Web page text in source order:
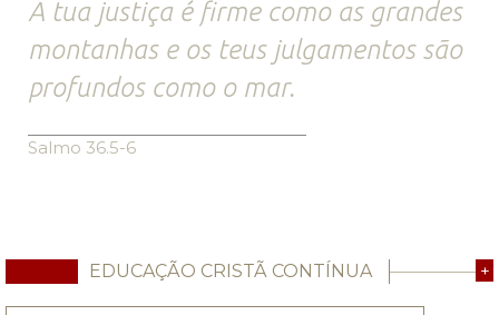
A tua justiça é firme como as grandes
montanhas e os teus julgamentos são
profundos como o mar.
Salmo 36.5-6
EDUCAÇÃO CRISTÃ CONTÍNUA +